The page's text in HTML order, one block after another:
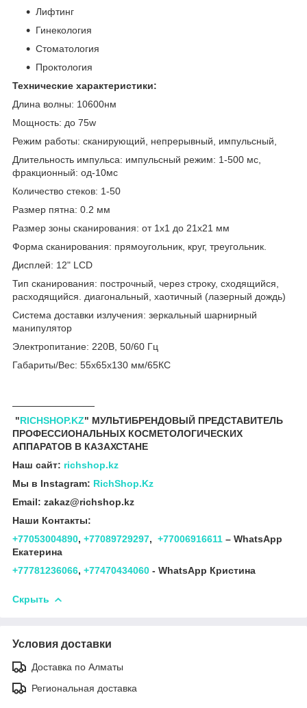
Лифтинг
Гинекология
Стоматология
Проктология
Технические характеристики:
Длина волны: 10600нм
Мощность: до 75w
Режим работы: сканирующий, непрерывный, импульсный,
Длительность импульса: импульсный режим: 1-500 мc,
фракционный: од-10мc
Количество стеков: 1-50
Размер пятна: 0.2 мм
Размер зоны сканирования: от 1х1 до 21х21 мм
Форма сканирования: прямоугольник, круг, треугольник.
Дисплей: 12" LCD
Тип сканирования: построчный, через строку, сходящийся,
расходящийся. диагональный, хаотичный (лазерный дождь)
Система доставки излучения: зеркальный шарнирный
манипулятор
Электропитание: 220В, 50/60 Гц
Габариты/Вес: 55х65х130 мм/65КС
"RICHSHOP.KZ" МУЛЬТИБРЕНДОВЫЙ ПРЕДСТАВИТЕЛЬ
ПРОФЕССИОНАЛЬНЫХ КОСМЕТОЛОГИЧЕСКИХ
АППАРАТОВ В КАЗАХСТАНЕ
Наш сайт: richshop.kz
Мы в Instagram: RichShop.Kz
Email: zakaz@richshop.kz
Наши Контакты:
+77053004890, +77089729297, +77006916611 – WhatsApp
Екатерина
+77781236066, +77470434060 - WhatsApp Кристина
Скрыть
Условия доставки
Доставка по Алматы
Региональная доставка